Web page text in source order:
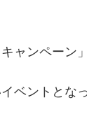
ャンペーン
ベントとな